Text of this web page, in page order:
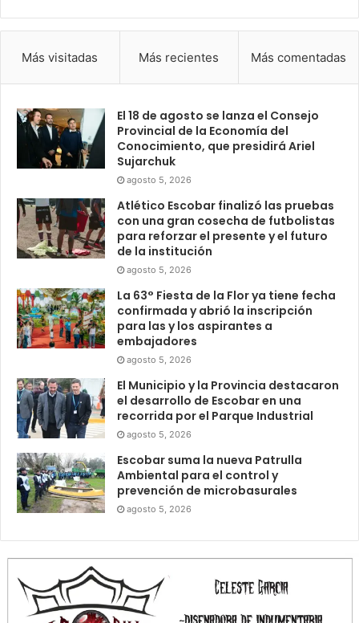
Más visitadas Más recientes Más comentadas
El 18 de agosto se lanza el Consejo
Provincial de la Economía del
Conocimiento, que presidirá Ariel
Sujarchuk
agosto 5, 2026
Atlético Escobar finalizó las pruebas
con una gran cosecha de futbolistas
para reforzar el presente y el futuro
de la institución
agosto 5, 2026
La 63° Fiesta de la Flor ya tiene fecha
confirmada y abrió la inscripción
para las y los aspirantes a
embajadores
agosto 5, 2026
El Municipio y la Provincia destacaron
el desarrollo de Escobar en una
recorrida por el Parque Industrial
agosto 5, 2026
Escobar suma la nueva Patrulla
Ambiental para el control y
prevención de microbasurales
agosto 5, 2026